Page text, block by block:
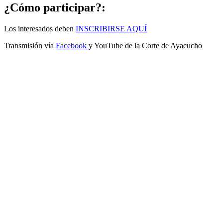
¿Cómo participar?:
Los interesados deben INSCRIBIRSE AQUÍ
Transmisión vía Facebook y YouTube de la Corte de Ayacucho